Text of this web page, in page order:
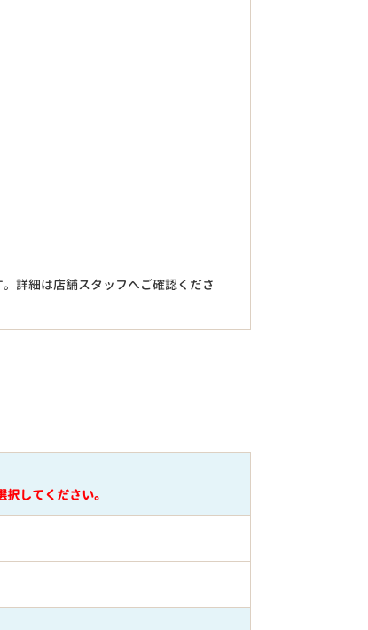
詳細は店舗スタッフへご確認くださ
してください。